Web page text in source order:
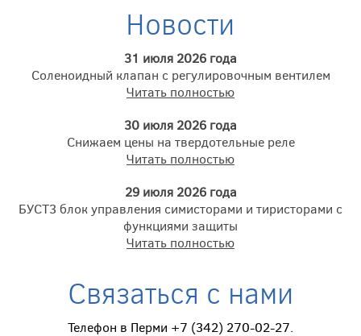
Новости
31 июля 2026 года
Соленоидный клапан с регулировочным вентилем
Читать полностью
30 июля 2026 года
Снижаем цены на твердотельные реле
Читать полностью
29 июля 2026 года
БУСТ3 блок управления симисторами и тиристорами с
функциями защиты
Читать полностью
Связаться с нами
Телефон в Перми +7 (342) 270-02-27.